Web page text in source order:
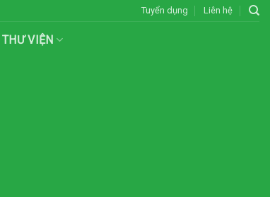
Tuyển dụng Liên hệ
THƯ VIỆN